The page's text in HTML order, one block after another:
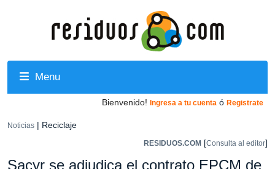
Menu
Bienvenido! Ingresa a tu cuenta ó Registrate
Noticias | Reciclaje
RESIDUOS.COM [Consulta al editor]
Sacyr se adjudica el contrato EPCM de